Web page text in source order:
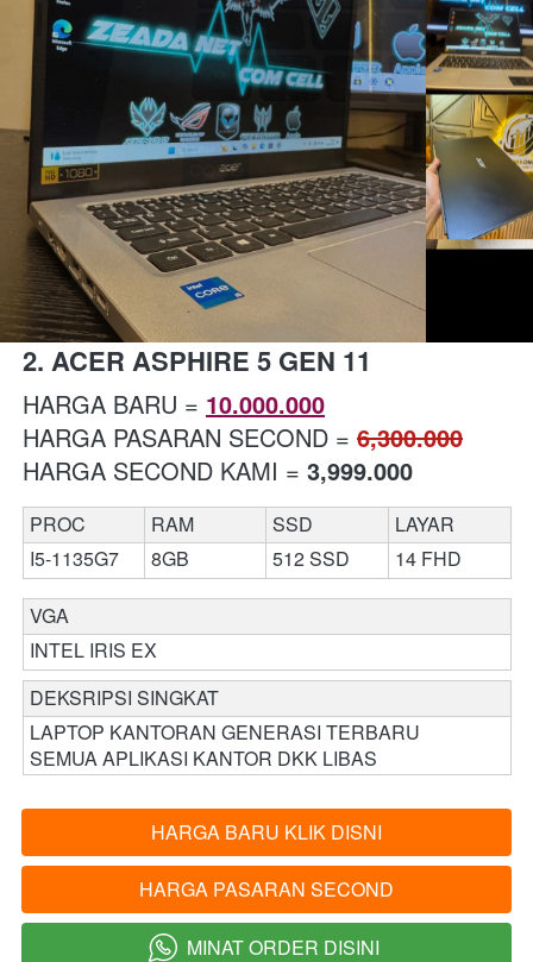
2. ACER ASPHIRE 5 GEN 11
HARGA BARU = 10.000.000
HARGA PASARAN SECOND = 6,300.000
HARGA SECOND KAMI = 3,999.000
PROC RAM SSD
LAYAR
I5-1135G7
8GB 512 SSD 14 FHD
VGA
INTEL IRIS EX
DEKSRIPSI SINGKAT
LAPTOP KANTORAN GENERASI TERBARU
SEMUA APLIKASI KANTOR DKK LIBAS
`HARGA BARU KLIK DISNI
`HARGA PASARAN SECOND
` MINAT ORDER DISINI